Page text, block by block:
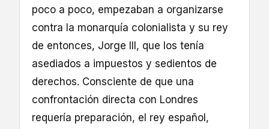
poco a poco, empezaban a organizarse
contra la monarquía colonialista y su rey
de entonces, Jorge III, que los tenía
asediados a impuestos y sedientos de
derechos. Consciente de que una
confrontación directa con Londres
requería preparación, el rey español,